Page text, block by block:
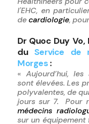
l'EHC, en
decardiologie,
Dr Quoc Duy
du Service de
Morges :
« Aujourd’hui,
sont élevées. Les
polyvalentes, de
jours sur 7. Pour
médecins
sur un